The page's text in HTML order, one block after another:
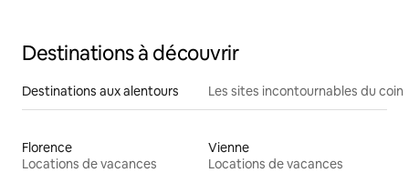
Destinations à découvrir
Destinations aux alentours Les sites incontournables du coin
Florence
Locations de vacances
Vienne
Locations de vacances